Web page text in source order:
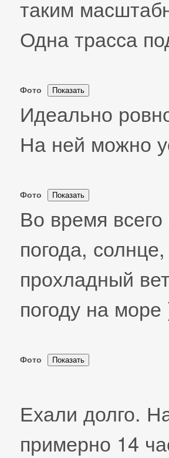
таким
Одна трасса
Фото
Идеально
На ней можно
Фото
Во время
погода,
прохладный
погоду на море
Фото
Ехали долго.
примерно 14